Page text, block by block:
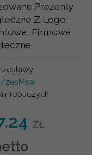
Prezenty
Z Logo,
Firmowe
zestawy
zesMsw
roboczych
ZŁ